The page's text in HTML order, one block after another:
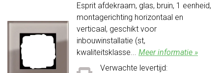
Esprit afdekraam, glas, bruin, 1 eenheid,
montagerichting horizontaal en
verticaal, geschikt voor
inbouwinstallatie (st,
kwaliteitsklasse... Meer informatie »
Verwachte levertijd: